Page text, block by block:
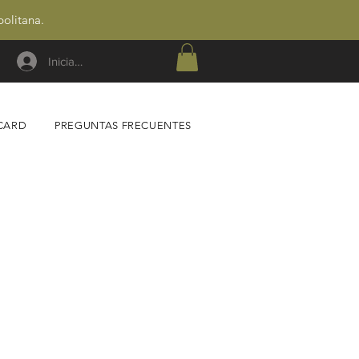
Iniciar sesión
PREGUNTAS FRECUENTES